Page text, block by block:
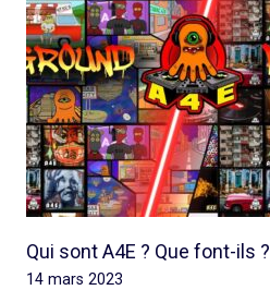
Qui sont A4E ? Que font-ils ?
14 mars 2023